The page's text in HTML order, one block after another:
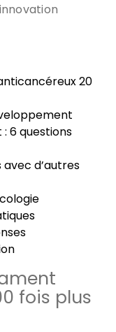
20
6 questions
d’autres
fois plus